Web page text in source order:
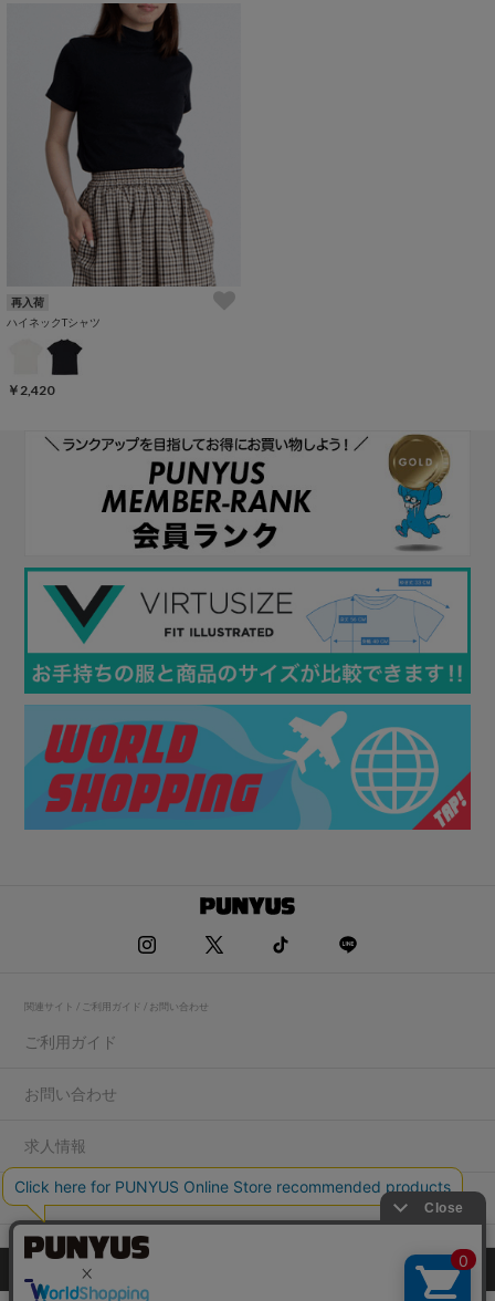
再入荷
ハイネックTシャツ
￥2,420
関連サイト / ご利用ガイド / お問い合わせ
ご利用ガイド
お問い合わせ
求人情報
店舗一覧
プライバシーポリシー